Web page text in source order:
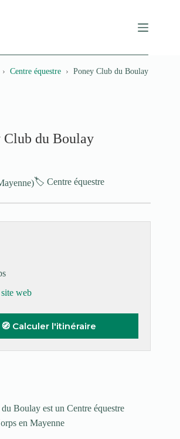
Centre équestre Poney Club du Boulay
Club du Boulay
🏷️ Centre équestre
Boulay est un Centre équestre
en Mayenne
web
🧭 Calculer l'itinéraire